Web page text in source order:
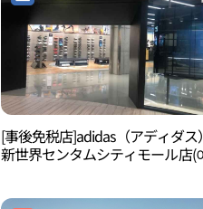
[事後免税店]adidas（アディダス
新世界センタムシティモール店(